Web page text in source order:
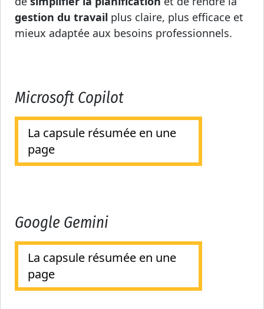
gestion du travail plus claire, plus efficace et
mieux adaptée aux besoins professionnels.
Microsoft Copilot
La capsule résumée en une
page
Google Gemini
La capsule résumée en une
page